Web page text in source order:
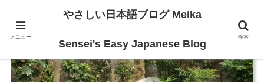
For Intermediate
メニュー
やさしい日本語ブログ Meika
Sensei's Easy Japanese Blog
検索